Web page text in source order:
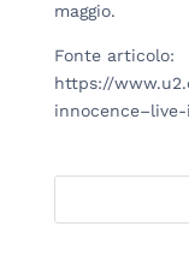
maggio.
Fonte articolo:
https://